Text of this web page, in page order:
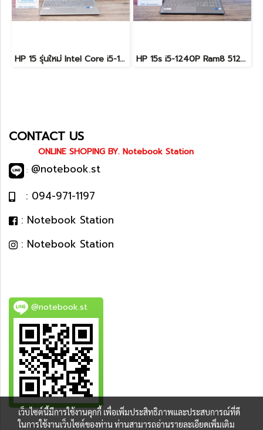
HP 15 รุ่นใหม่ Intel Core i5-1334U Ram16 512GB M.2 จอ15.6นิ้ว FHD IPS สเปคสูงทำงานเก่ง จอใหญ่มีแป้นตัวเลขแยก เครื่องสวยบางเบาพร้อมประกันศูนย์ยาว2027 ราคาสุดคุ้มเพียง 13,490.- HP 15s i5-1240P Ram8 512GB M.2 จอ15.6นิ้ว FHD IPS สเปคดี ทำงานเก่ง จอใหญ่ มีแป้นตัวเลขแยก ดีไซน์เรียบหรูบางเบา พร้อมใช้งานเพียง 11,990.-เท่านั้น
CONTACT US
ONLINE SHOPING BY. Notebook Station
: @notebook.st
: 094-971-1197
: Notebook Station
: Notebook Station
@notebook.st
BEST DEAL
เว็บไซต์นี้มีการใช้งานคุกกี้ เพื่อเพิ่มประสิทธิภาพและประสบการณ์ที่ดี
ในการใช้งานเว็บไซต์ของท่าน ท่านสามารถอ่านรายละเอียดเพิ่มเติม